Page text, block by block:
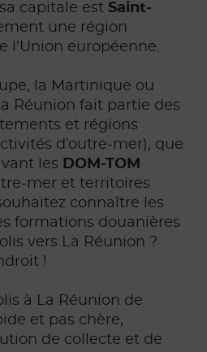
capitale est Saint-
une région
l’Union européenne.
la Martinique ou
Réunion fait partie des
et régions
d’outre-mer), que
les DOM-TOM
mer et territoires
connaître les
formations douanières
vers La Réunion ?
!
à La Réunion de
et pas chère,
de collecte et de